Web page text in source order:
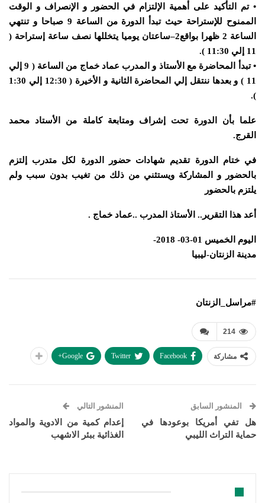
• تم التأكيد على أهمية الإلتزام في الحضور و الإنصراف و الوقت
الممنوح للإستراحة حيث تبدأ الدورة من الساعة 9 صباحا و تنتهي
الساعة 2 ظهرا بواقع2–ساعتان يوميا يتخللها نصف ساعة إستراحة (
11 إلي 11:30 ).
• تبدأ المحاضرة مع الأستاذ و المدرب عماد خماج من الساعة ( 9 إلي
11 ) و بعدها ننتقل إلي المحاضرة الثانية و الأخيرة ( 12:30 إلي 1:30
).
علما بأن الدورة تحت إشراف ومتابعة كاملة من الأستاد محمد
القرج.
في ختام الدورة تقديم شهادات حضور الدورة لكل متدرب إلتزم
بالحضور و المشاركة ويستثني من ذلك من تغيب بدون سبب ولم
يلتزم بالحضور
أعد هذا التقرير.. الأستاذ المدرب ..عماد خماج .
اليوم الخميس 01-03- 2018-
مدينة الزنتان-ليبيا
#مراسل_الزنتان
214
مشاركة Facebook
Twitter
Google+
المنشور السابق
هل تفي أمريكا بوعودها في
حماية التراث الليبي
المنشور التالي
إعدام كمية من الادوية والمواد
الغذائية ببئر الاشهب